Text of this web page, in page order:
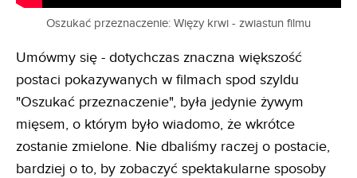
Oszukać przeznaczenie: Więzy krwi - zwiastun filmu
Umówmy się - dotychczas znaczna większość
postaci pokazywanych w filmach spod szyldu
"Oszukać przeznaczenie", była jedynie żywym
mięsem, o którym było wiadomo, że wkrótce
zostanie zmielone. Nie dbaliśmy raczej o postacie,
bardziej o to, by zobaczyć spektakularne sposoby